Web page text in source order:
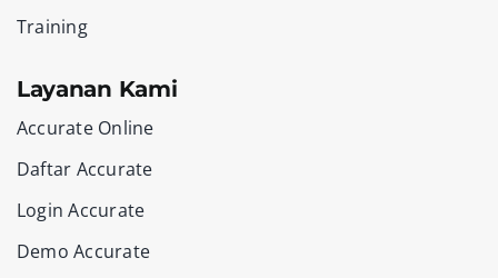
Training
Layanan Kami
Accurate Online
Daftar Accurate
Login Accurate
Demo Accurate